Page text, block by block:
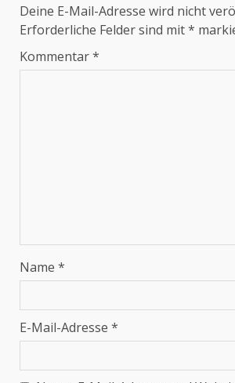
Deine E-Mail-Adresse wird nicht
Erforderliche Felder sind mit*
Kommentar*
Name *
E-Mail-Adresse *